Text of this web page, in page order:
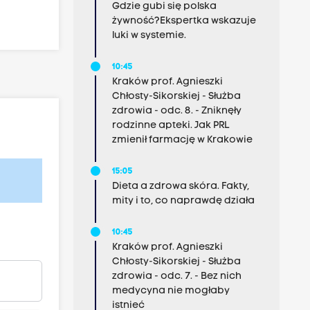
Gdzie gubi się polska
żywność?Ekspertka wskazuje
luki w systemie.
10:45
Kraków prof. Agnieszki
Chłosty-Sikorskiej - Służba
zdrowia - odc. 8. - Zniknęły
rodzinne apteki. Jak PRL
zmienił farmację w Krakowie
15:05
Dieta a zdrowa skóra. Fakty,
mity i to, co naprawdę działa
10:45
Kraków prof. Agnieszki
Chłosty-Sikorskiej - Służba
zdrowia - odc. 7. - Bez nich
medycyna nie mogłaby
istnieć